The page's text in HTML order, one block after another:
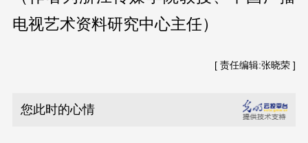
电视艺术资料研究中心主任）
[ 责任编辑:张晓荣 ]
您此时的心情